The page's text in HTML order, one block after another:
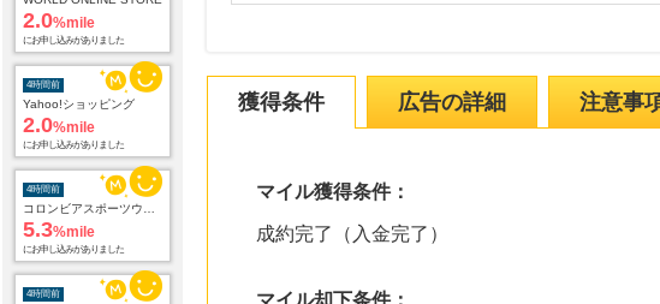
2.0%mile
にお申し込みがありました
4時間前
Yahoo!ショッピング
2.0%mile
にお申し込みがありました
4時間前
5.3%mile
にお申し込みがありました
4時間前
獲得条件 広告の詳細 注意事
マイル獲得条件：
成約完了（入金完了）
マイル却下条件：